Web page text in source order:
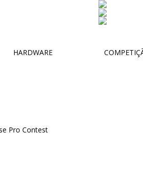
HARDWARE